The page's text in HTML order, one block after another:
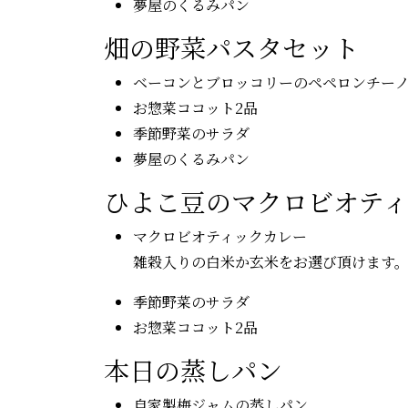
夢屋のくるみパン
畑の野菜パスタセット
ベーコンとブロッコリーのペペロンチーノ
お惣菜ココット2品
季節野菜のサラダ
夢屋のくるみパン
ひよこ豆のマクロビオテ
マクロビオティックカレー
雑穀入りの白米か玄米をお選び頂けます。
季節野菜のサラダ
お惣菜ココット2品
本日の蒸しパン